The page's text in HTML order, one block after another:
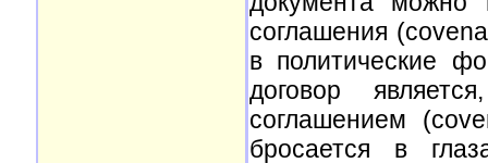
соглашения
в политические
договор
соглашением
бросается в